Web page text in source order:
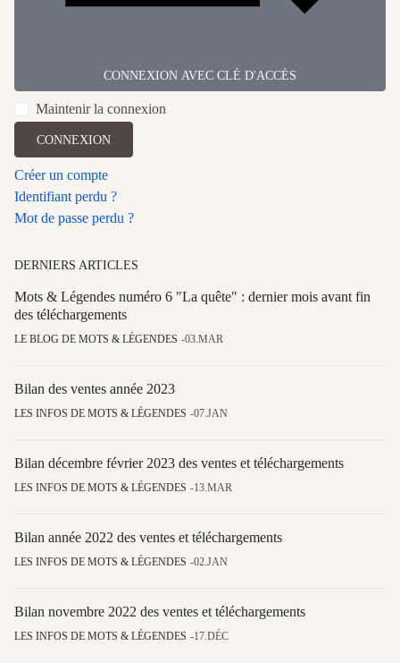
CONNEXION AVEC CLÉ D'ACCÈS
Maintenir la connexion
CONNEXION
Créer un compte
Identifiant perdu ?
Mot de passe perdu ?
DERNIERS ARTICLES
Mots & Légendes numéro 6 "La quête" : dernier mois avant fin
des téléchargements
LE BLOG DE MOTS & LÉGENDES 03.MAR
Bilan des ventes année 2023
LES INFOS DE MOTS & LÉGENDES 07.JAN
Bilan décembre février 2023 des ventes et téléchargements
LES INFOS DE MOTS & LÉGENDES 13.MAR
Bilan année 2022 des ventes et téléchargements
LES INFOS DE MOTS & LÉGENDES 02.JAN
Bilan novembre 2022 des ventes et téléchargements
LES INFOS DE MOTS & LÉGENDES 17.DÉC